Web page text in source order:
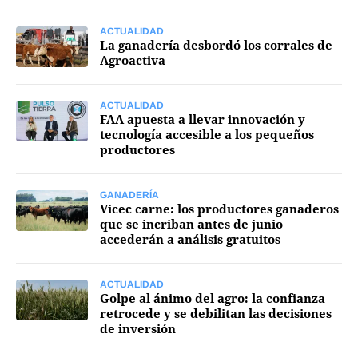
ACTUALIDAD
La ganadería desbordó los corrales de
Agroactiva
ACTUALIDAD
FAA apuesta a llevar innovación y
tecnología accesible a los pequeños
productores
GANADERÍA
Vicec carne: los productores ganaderos
que se incriban antes de junio
accederán a análisis gratuitos
ACTUALIDAD
Golpe al ánimo del agro: la confianza
retrocede y se debilitan las decisiones
de inversión